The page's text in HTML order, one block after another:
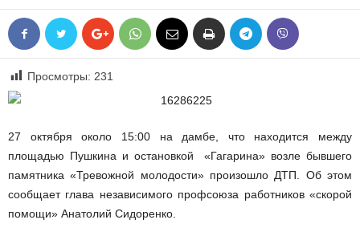
Просмотры: 231
27 октября около 15:00 на дамбе, что находится между
площадью Пушкина и остановкой «Гагарина» возле бывшего
памятника «Тревожной молодости» произошло ДТП. Об этом
сообщает глава независимого профсоюза работников «скорой
помощи» Анатолий Сидоренко.